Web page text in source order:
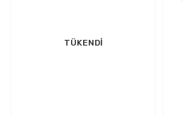
TÜKENDİ